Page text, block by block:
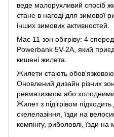
веде малорухливий спосіб
стане в нагоді для зимової
інших зимових активностей.
Має 11 зон обігріву: 4
Powerbank 5V-2A, який
кишені жилета.
Жилети стають
Оновлений дизайн різних
ревматизмом або холодними
Жилет з підігрівом
скелелазіння, їзди на
кемпінгу, риболовлі, їзди на